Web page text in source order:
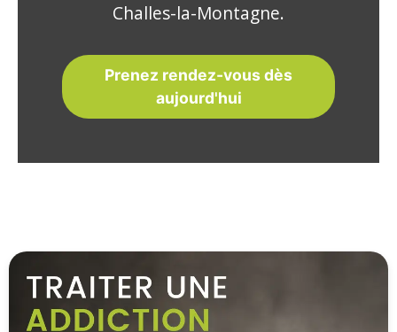
Challes-la-Montagne.
Prenez rendez-vous dès
aujourd'hui